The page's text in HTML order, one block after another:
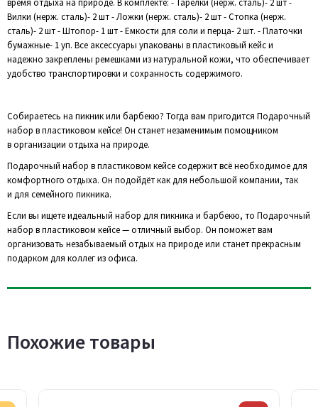
время отдыха на природе. В комплекте: - Тарелки (нерж. сталь)- 2 шт -
Вилки (нерж. сталь)- 2 шт - Ложки (нерж. сталь)- 2 шт - Стопка (нерж.
сталь)- 2 шт - Штопор- 1 шт - Емкости для соли и перца- 2 шт. - Платочки
бумажные- 1 уп. Все аксессуары упакованы в пластиковый кейс и
надежно закреплены ремешками из натуральной кожи, что обеспечивает
удобство транспортировки и сохранность содержимого.
Собираетесь на пикник или барбекю? Тогда вам пригодится Подарочный
набор в пластиковом кейсе! Он станет незаменимым помощником
в организации отдыха на природе.
Подарочный набор в пластиковом кейсе содержит всё необходимое для
комфортного отдыха. Он подойдёт как для небольшой компании, так
и для семейного пикника.
Если вы ищете идеальный набор для пикника и барбекю, то Подарочный
набор в пластиковом кейсе — отличный выбор. Он поможет вам
организовать незабываемый отдых на природе или станет прекрасным
подарком для коллег из офиса.
Похожие товары